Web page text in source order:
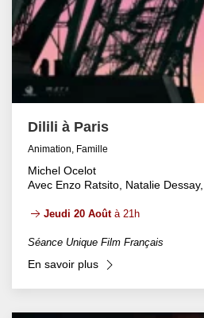
Dilili à Paris
Animation, Famille
Michel Ocelot
Avec Enzo Ratsito, Natalie
Jeudi 20 Aoûtà 21h
Séance Unique Film Français
En savoir plus